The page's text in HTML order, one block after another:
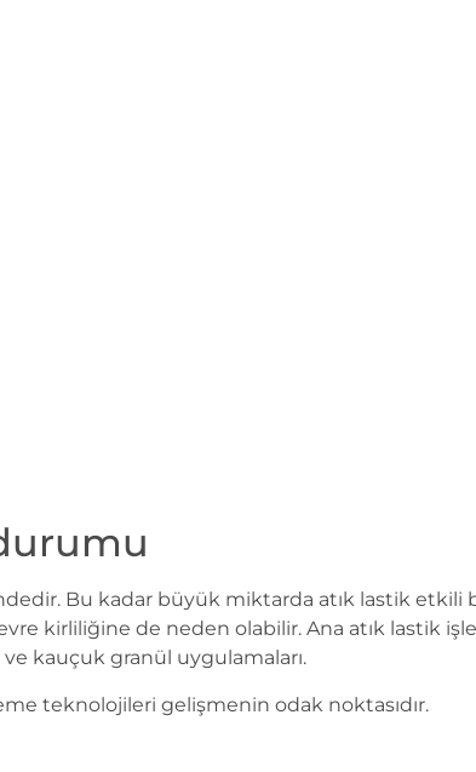
Bu kadar büyük miktarda atık lastik etkili
kirliliğine de neden olabilir. Ana atık lastik
kauçuk granül uygulamaları.
teknolojileri gelişmenin odak noktasıdır.